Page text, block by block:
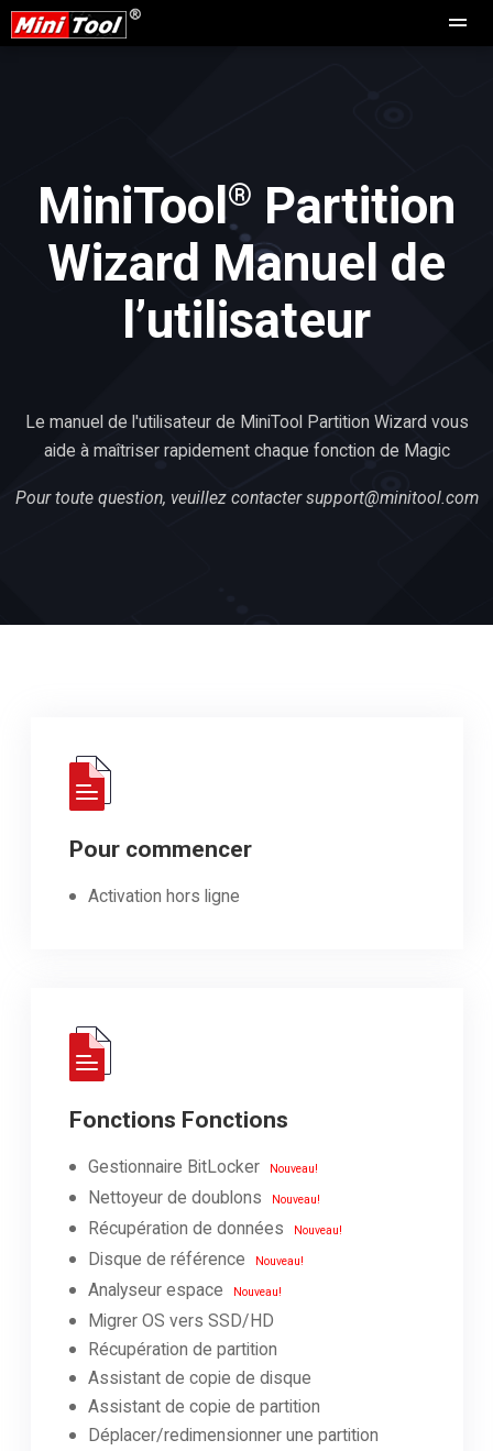
MiniTool® Partition
Wizard Manuel de
l’utilisateur
Le manuel de l'utilisateur de MiniTool Partition Wizard vous
aide à maîtriser rapidement chaque fonction de Magic
Pour toute question, veuillez contactersupport@minitool.com
Pour commencer
Activation hors ligne
Fonctions Fonctions
Gestionnaire BitLocker Nouveau!
Nettoyeur de doublons Nouveau!
Récupération de données Nouveau!
Disque de référence Nouveau!
Analyseur espace Nouveau!
Migrer OS vers SSD/HD
Récupération de partition
Assistant de copie de disque
Assistant de copie de partition
Déplacer/redimensionner une partition